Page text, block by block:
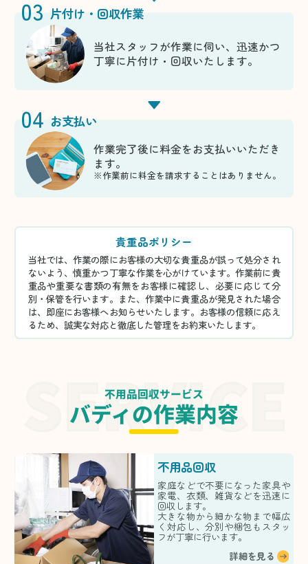
03 片付け・回収作業
当社スタッフが作業に伺い、迅速かつ
丁寧に片付け・回収いたします。
04 お支払い
作業完了後に料金をお支払いいただき
ます。
※作業前に料金を請求することはありません。
貴重品ポリシー
当社では、作業の際にお客様の大切な貴重品が誤って処分され
ないよう、慎重かつ丁寧な作業を心がけています。作業前に貴
重品や重要な書類の有無をお客様に確認し、必要に応じて分
別・保管を行います。また、作業中に貴重品が発見された場合
は、即座にお客様へお知らせいたします。お客様の信頼に応え
るため、誠実な対応と徹底した管理をお約束いたします。
不用品回収サービス
バディの作業内容
不用品回収
家庭などで不要になった家具や
家電、衣類、雑貨などを迅速に
回収します。
大きな物から細かな物まで幅広
く対応し、分別や梱包もスタッ
フが丁寧に行います。
詳細を見る